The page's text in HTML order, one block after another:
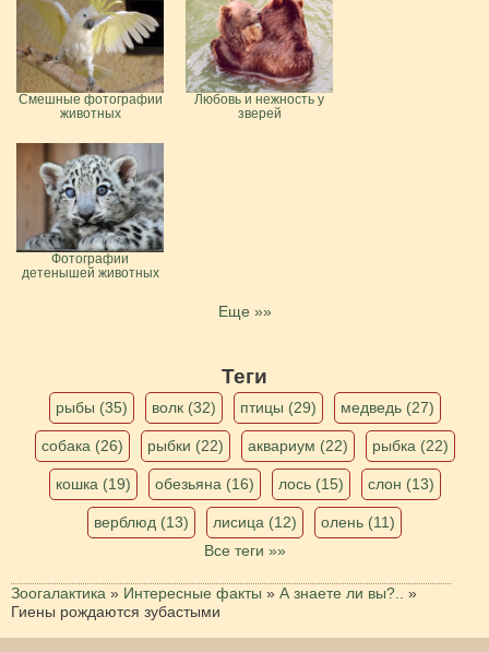
Смешные фотографии
животных
Любовь и нежность у
зверей
Фотографии
детенышей животных
Еще »»
Теги
рыбы (35) волк (32) птицы (29) медведь (27)
собака (26) рыбки (22) аквариум (22) рыбка (22)
кошка (19) обезьяна (16) лось (15) слон (13)
верблюд (13) лисица (12)
олень (11)
Все теги »»
Зоогалактика » Интересные факты » А знаете ли вы?..
»
Гиены рождаются зубастыми